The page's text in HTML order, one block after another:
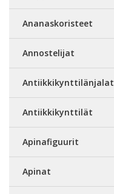
Ananaskoristeet
Annostelijat
Antiikkikynttilänjalat
Antiikkikynttilät
Apinafiguurit
Apinat